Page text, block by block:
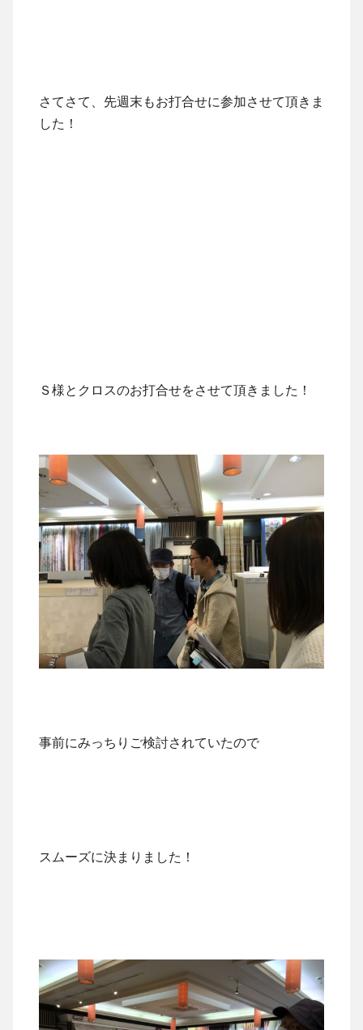
さてさて、先週末もお打合せに参加させて頂きま
した！
Ｓ様とクロスのお打合せをさせて頂きました！
事前にみっちりご検討されていたので
スムーズに決まりました！